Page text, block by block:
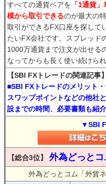
すべての通貨ペアを 「1通貨
模から取引できるのが最大の
取引ができるFX口座を探して
たいFX会社です。スプレッド
1000万通貨まで注文が出せる
なってからも長く使い続けられ
【SBI FXトレードの関連記事】
■SBI FXトレードのメリット
スワップポイントなどの他社
設までの時間、必要書類も紹介
▼SBI
【総合3位】 外為どっとコ
外為どっとコム「外貨